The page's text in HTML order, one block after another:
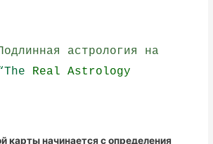
астрология на
Real Astrology
карты начинается с определения